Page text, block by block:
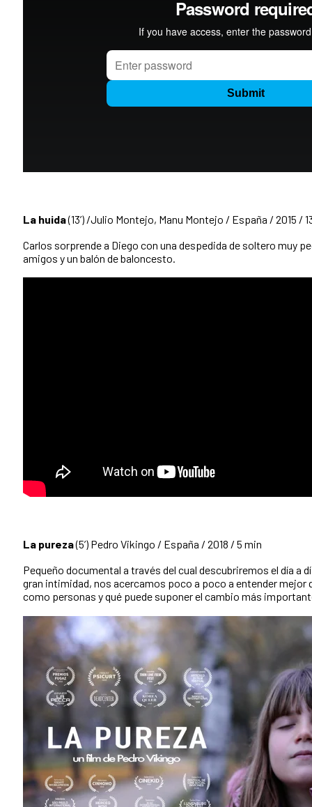
La huida(13’) /Julio Montejo, Manu Montejo / España / 2015 /
Carlos sorprende a Diego con una despedida de soltero muy
amigos y un balón de baloncesto.
La pureza(5’) Pedro Vikingo / España / 2018 / 5 min
Pequeño documental a través del cual descubriremos el día a
gran intimidad, nos acercamos poco a poco a entender mejor
como personas y qué puede suponer el cambio más